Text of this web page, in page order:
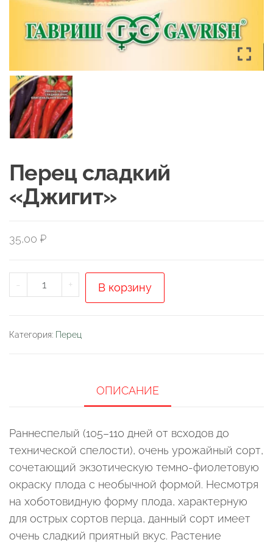
Перец сладкий
«Джигит»
35,00 ₽
-
Количество
товара
сладкий
+ В корзину
Категория: Перец
ОПИСАНИЕ
Раннеспелый (105–110 дней от всходов до
технической спелости), очень урожайный сорт,
сочетающий экзотическую темно-фиолетовую
окраску плода с необычной формой. Несмотря
на хоботовидную форму плода, характерную
для острых сортов перца, данный сорт имеет
очень сладкий приятный вкус. Растение